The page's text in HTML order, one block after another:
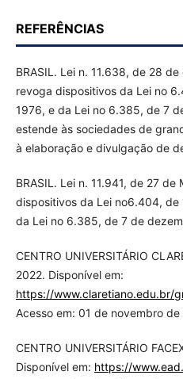
REFERÊNCIAS
BRASIL. Lei n. 11.638, de 28
revoga dispositivos da Lei no
1976, e da Lei no 6.385, de 7
estende às sociedades de
à elaboração e divulgação de
BRASIL. Lei n. 11.941, de 27
dispositivos da Lei no6.404,
da Lei no 6.385, de 7 de
CENTRO UNIVERSITÁRIO
2022. Disponível em:
https://www.claretiano.edu.br/
Acesso em: 01 de novembro de
CENTRO UNIVERSITÁRIO
Disponível em: https://